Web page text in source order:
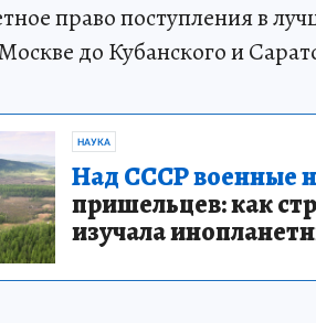
право поступления в
до Кубанского и
НАУКА
Над СССР военные
пришельцев: как
изучала